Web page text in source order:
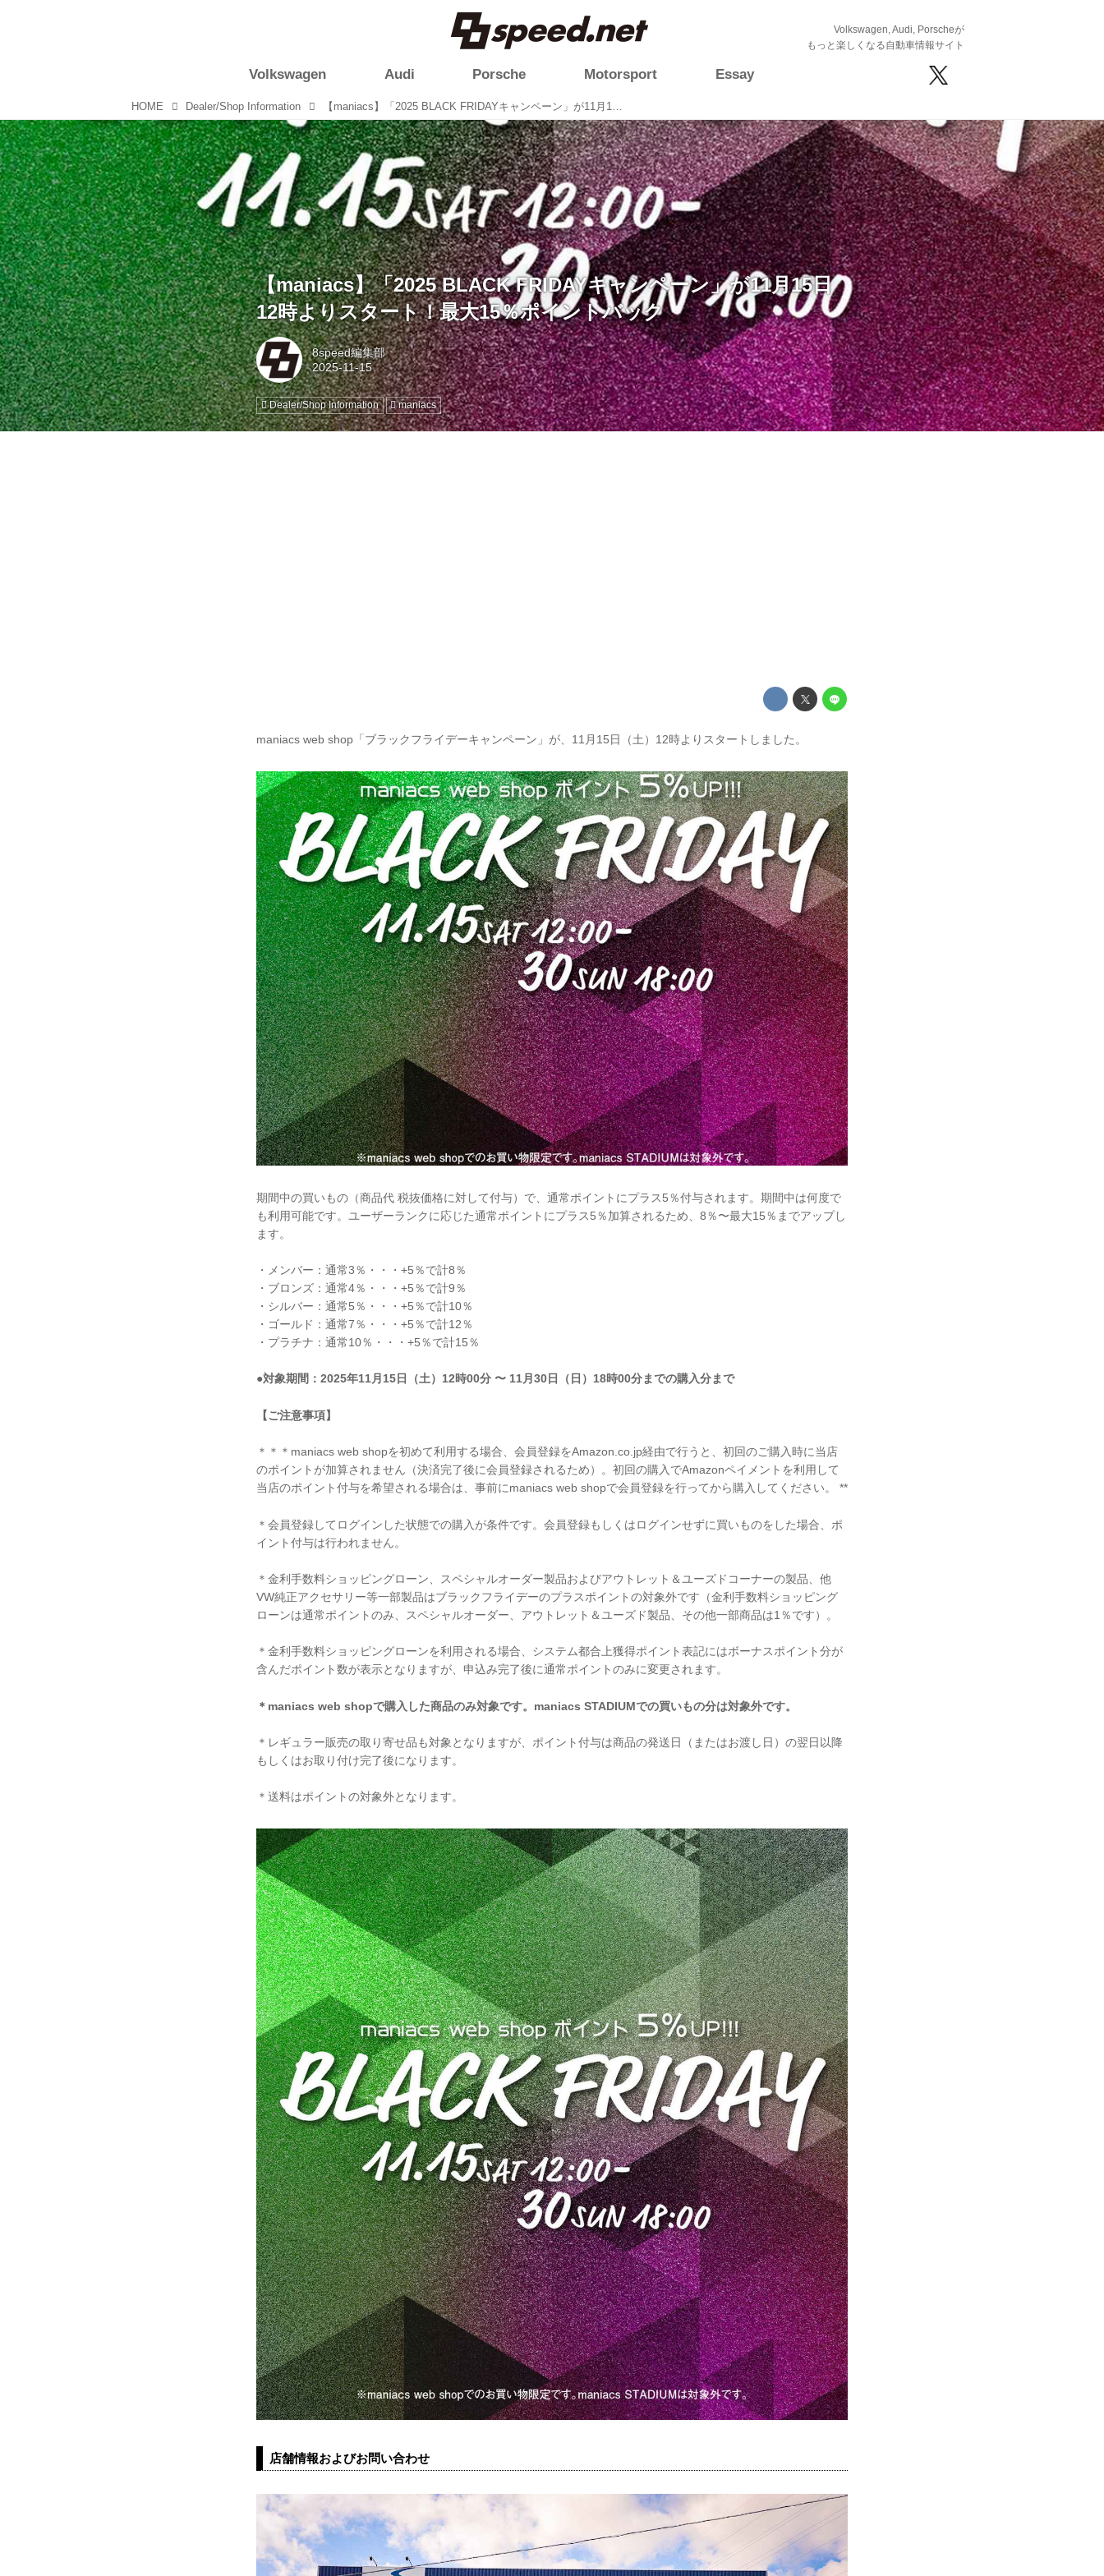
Volkswagen, Audi, Porscheが
もっと楽しくなる自動車情報サイト
Volkswagen Audi Porsche Motorsport Essay
HOME Dealer/Shop Information 【maniacs】「2025 BLACK FRIDAYキャンペーン」が11月15日12時よりスタート！最大15％ポイントバック
【maniacs】「2025 BLACK FRIDAYキャンペーン」が11月15日
12時よりスタート！最大15％ポイントバック
8speed編集部
Dealer/Shop Information maniacs
maniacs web shop「ブラックフライデーキャンペーン」が、11月15日（土）12時よりスタートしました。
期間中の買いもの（商品代 税抜価格に対して付与）で、通常ポイントにプラス5％付与されます。期間中は何度で
も利用可能です。ユーザーランクに応じた通常ポイントにプラス5％加算されるため、8％〜最大15％までアップし
ます。
・メンバー：通常3％・・・+5％で計8％
・ブロンズ：通常4％・・・+5％で計9％
・シルバー：通常5％・・・+5％で計10％
・ゴールド：通常7％・・・+5％で計12％
・プラチナ：通常10％・・・+5％で計15％
●対象期間：2025年11月15日（土）12時00分 〜 11月30日（日）18時00分までの購入分まで
【ご注意事項】
＊＊＊maniacs web shopを初めて利用する場合、会員登録をAmazon.co.jp経由で行うと、初回のご購入時に当店
のポイントが加算されません（決済完了後に会員登録されるため）。初回の購入でAmazonペイメントを利用して
当店のポイント付与を希望される場合は、事前にmaniacs web shopで会員登録を行ってから購入してください。 **
＊会員登録してログインした状態での購入が条件です。会員登録もしくはログインせずに買いものをした場合、ポ
イント付与は行われません。
＊金利手数料ショッピングローン、スペシャルオーダー製品およびアウトレット＆ユーズドコーナーの製品、他
VW純正アクセサリー等一部製品はブラックフライデーのプラスポイントの対象外です（金利手数料ショッピング
ローンは通常ポイントのみ、スペシャルオーダー、アウトレット＆ユーズド製品、その他一部商品は1％です）。
＊金利手数料ショッピングローンを利用される場合、システム都合上獲得ポイント表記にはボーナスポイント分が
含んだポイント数が表示となりますが、申込み完了後に通常ポイントのみに変更されます。
＊maniacs web shopで購入した商品のみ対象です。maniacs STADIUMでの買いもの分は対象外です。
＊レギュラー販売の取り寄せ品も対象となりますが、ポイント付与は商品の発送日（またはお渡し日）の翌日以降
もしくはお取り付け完了後になります。
＊送料はポイントの対象外となります。
店舗情報およびお問い合わせ